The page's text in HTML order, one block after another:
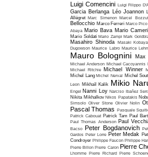
Luigi Comencini Luigi Filippo
Garcia Berlanga Léo Joannon
Allégret Marc Simenon Marcel
Bellocchio Marco Ferreri Marco Pico
Abaya Mario Bava Mario
Mario Soldati Mario Zampi Mark
Masahiro Shinoda Masaki
Dugowson Maurice Labro Maurice
Mauro Bolognini Max
Michael Anderson Michael Cacoyannis
Michael Ritchie Michael Winner
Michel Lang Michel Nerval Michel
Leon Mikhaïl Kalik Mikio
Engel Nanni Loy Narciso Ibañez
Nikita Mikhalkov Nikos Papatakis
Simsolo Oliver Stone Olivier Nolin
Pascal Thomas Pasquale
Patrick Cabouat Patrick Tam Paul
Paul Thomas Anderson Paul
Bacso Peter Bogdanovich
Gardos Peter Lorre Peter Medak
Condroyer Philippe Faucon Philippe
Pierre Billon Pierre Caron Pierre
Lhomme Pierre Richard Pierre